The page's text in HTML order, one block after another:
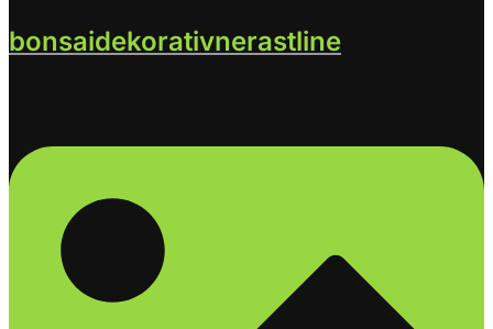
bonsaidekorativnerastline